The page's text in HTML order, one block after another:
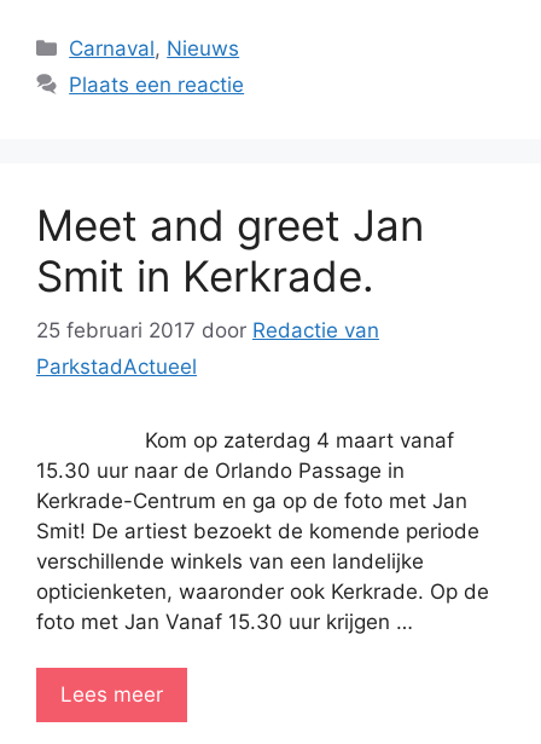
Categorieën
Carnaval, Nieuws
Plaats een reactie
Meet and greet Jan
Smit in Kerkrade.
25 februari 2017 door Redactie van
ParkstadActueel
Kom op zaterdag 4 maart vanaf
15.30 uur naar de Orlando Passage in
Kerkrade-Centrum en ga op de foto met Jan
Smit! De artiest bezoekt de komende periode
verschillende winkels van een landelijke
opticienketen, waaronder ook Kerkrade. Op de
foto met Jan Vanaf 15.30 uur krijgen …
Lees meer